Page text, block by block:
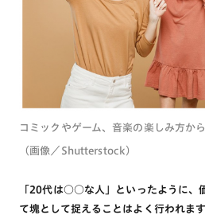
コミックやゲーム、音楽の楽しみ方か
（画像／Shutterstock）
「20代は○○な人」といったように、
て塊として捉えることはよく行われま